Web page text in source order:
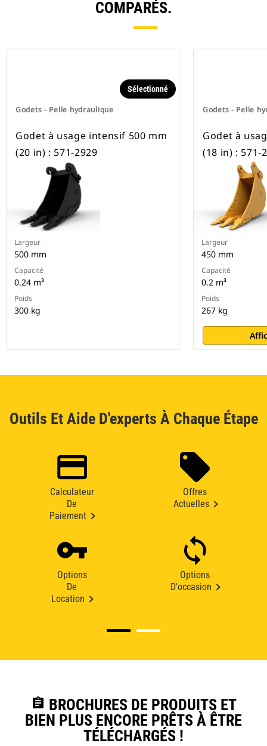
COMPARÉS.
Godets - Pelle hydraulique
Sélectionné
Godet à usage intensif 500 mm
(20 in) : 571-2929
Largeur
500 mm
Capacité
0.24 m³
Poids
300 kg
Godets - Pelle
Godet à
(18 in) : 571-
Largeur
450 mm
Capacité
0.2 m³
Poids
267 kg
Outils Et Aide D'experts À Chaque Étape
Calculateur
De
Paiement
Offres
Actuelles
Options
De
Location
Options
D'occasion
assignment BROCHURES DE PRODUITS ET
BIEN PLUS ENCORE PRÊTS À ÊTRE
TÉLÉCHARGÉS !